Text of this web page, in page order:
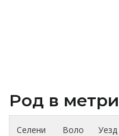
Род в
Селени
Воло
Уезд